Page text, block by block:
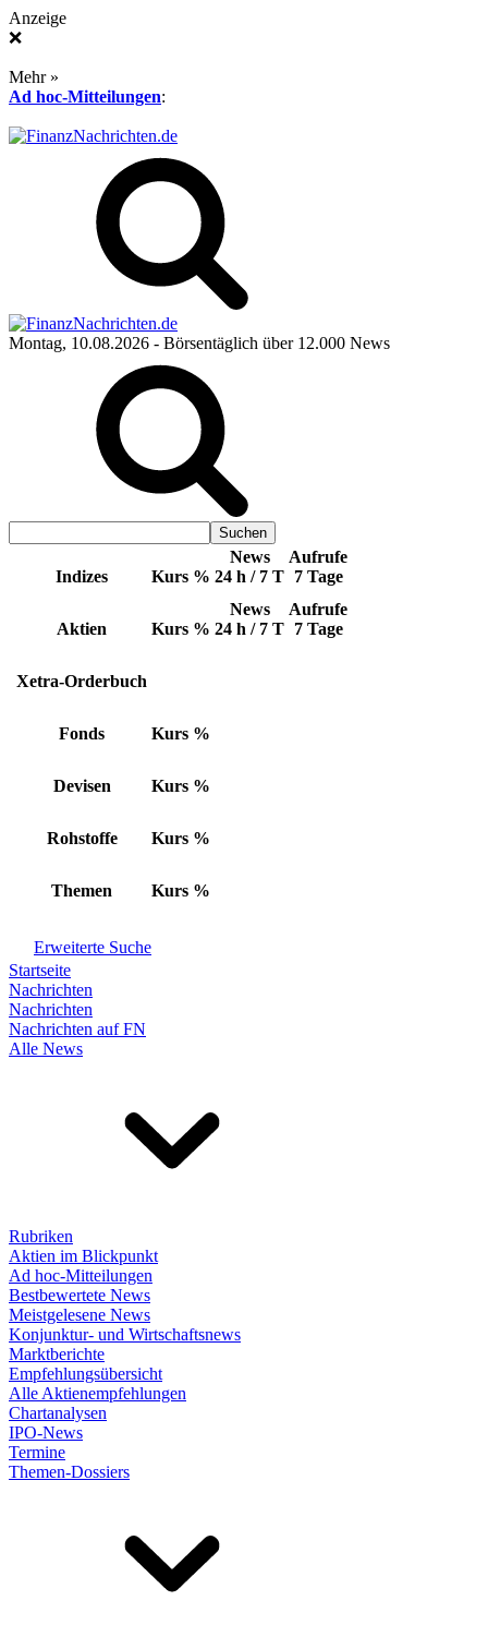
Anzeige
❌
Mehr »
Ad hoc-Mitteilungen:
Montag, 10.08.2026 - Börsentäglich über 12.000 News
Indizes Kurs %
News
24 h / 7 T
Aufrufe
7 Tage
Aktien Kurs %
News
24 h / 7 T
Aufrufe
7 Tage
Xetra-Orderbuch
Fonds Kurs %
Devisen Kurs %
Rohstoffe Kurs %
Themen Kurs %
Erweiterte Suche
Startseite
Nachrichten
Nachrichten
Nachrichten auf FN
Alle News
Rubriken
Aktien im Blickpunkt
Ad hoc-Mitteilungen
Bestbewertete News
Meistgelesene News
Konjunktur- und Wirtschaftsnews
Marktberichte
Empfehlungsübersicht
Alle Aktienempfehlungen
Chartanalysen
IPO-News
Termine
Themen-Dossiers